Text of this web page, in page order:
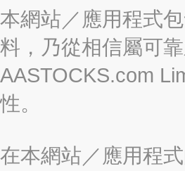
本網站／應用程式
料，乃從相信屬可
AASTOCKS.com
性。
在本網站／應用程